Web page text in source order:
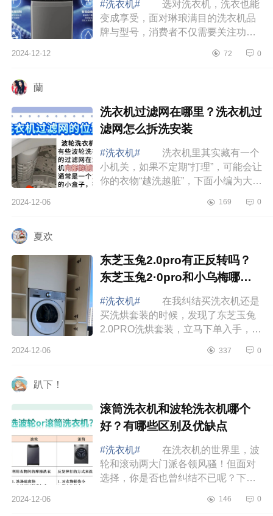
#洗衣机#
选对洗衣机，洗衣也能
变成享受，面对琳琅满目的洗衣机品
牌与型号，消费者不仅需要关注功能
用户口碑。下面小编为大家介绍下倍
2024-12-12 72 0
蘭
洗衣机过滤网在哪里？洗衣机过
滤网怎么拆洗安装
#洗衣机#
洗衣机里其实藏有一个
小机关，如果不定期“打理”，可能会让
你的衣物“越洗越脏”，下面小编为大家
过滤网怎么拆洗安装 洗衣机过
2024-12-06 169 0
夏欢
东芝玉兔2.0pro有正反转吗？
东芝玉兔2·0pro和小乌梅哪个
好
#洗衣机#
在我纠结买洗衣机还是
买洗烘套装的时候，发现了东芝玉兔
2.0PRO洗烘套装，立马下单入手，下
有正反转吗？东芝玉兔2·0pro和小乌
2024-12-06 337 0
趴下！
滚筒洗衣机和波轮洗衣机哪个
好？有哪些区别及优缺点
#洗衣机#
在洗衣机的世界里，波
轮和滚动两大门派各领风骚！但面对
选择，你是否也曾纠结不已呢？下面
洗衣机哪个好？滚筒洗衣机和波轮洗
2024-12-06 146 0